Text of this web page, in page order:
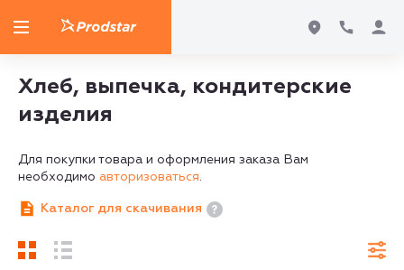
Хлеб, выпечка, кондитерские
изделия
Для покупки товара и оформления заказа Вам
необходимо авторизоваться.
Каталог для скачивания